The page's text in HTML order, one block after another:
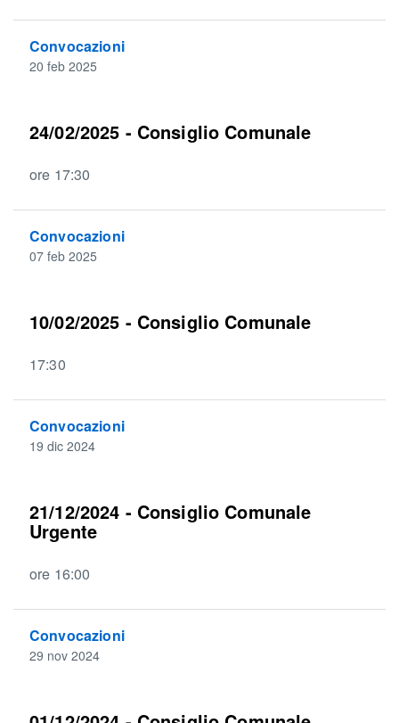
Convocazioni
20 feb 2025
24/02/2025 - Consiglio Comunale
ore 17:30
Convocazioni
07 feb 2025
10/02/2025 - Consiglio Comunale
17:30
Convocazioni
19 dic 2024
21/12/2024 - Consiglio Comunale
Urgente
ore 16:00
Convocazioni
29 nov 2024